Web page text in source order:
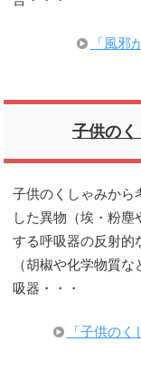
「風邪
子供の
子供のくしゃみから
した異物（埃・粉塵
する呼吸器の反射的
（胡椒や化学物質
吸器・・・
「子供の